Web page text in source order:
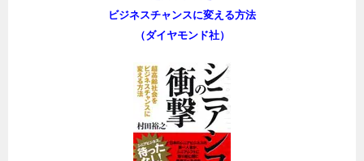
ビジネスチャンスに変える方法
（ダイヤモンド社）